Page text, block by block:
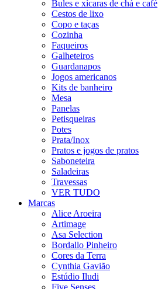
Bules e xícaras de chá e café
Cestos de lixo
Copo e taças
Cozinha
Faqueiros
Galheteiros
Guardanapos
Jogos americanos
Kits de banheiro
Mesa
Panelas
Petisqueiras
Potes
Prata/Inox
Pratos e jogos de pratos
Saboneteira
Saladeiras
Travessas
VER TUDO
Marcas
Alice Aroeira
Artimage
Asa Selection
Bordallo Pinheiro
Cores da Terra
Cynthia Gavião
Estúdio Iludi
Five Senses